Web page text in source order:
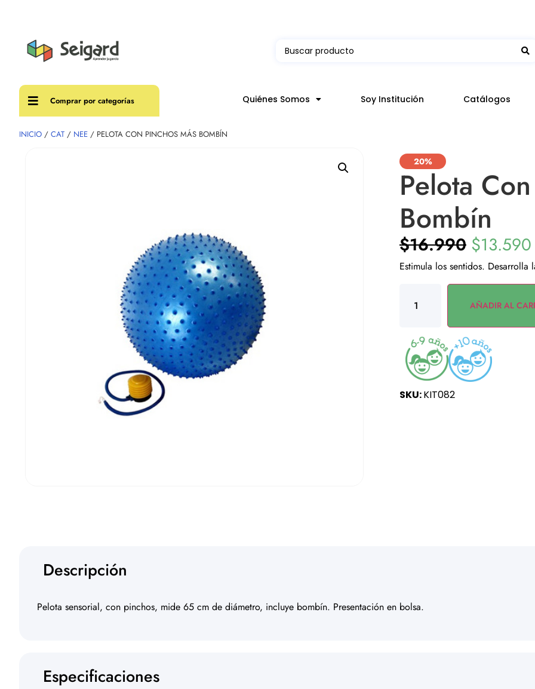
Comprar por categorías Quiénes Somos Soy Institución Catálogos
INICIO / CAT / NEE / PELOTA CON PINCHOS MÁS BOMBÍN
20%
Pelota
Bombín
$16.990 $13.590
Estimula los sentidos.
AÑADIR AL
SKU:KIT082
Descripción
Pelota sensorial, con pinchos, mide 65 cm de diámetro, incluye bombín. Presentación en bolsa.
Especificaciones